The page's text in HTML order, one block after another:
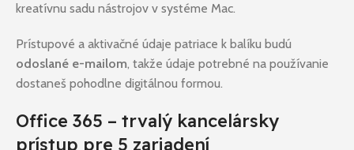
kreatívnu sadu nástrojov v systéme Mac.
Prístupové a aktivačné údaje patriace k balíku budú
odoslané e-mailom, takže údaje potrebné na používanie
dostaneš pohodlne digitálnou formou.
Office 365 – trvalý kancelársky
prístup pre 5 zariadení